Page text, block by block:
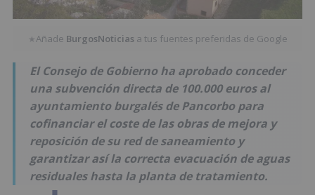
★Añade BurgosNoticias a tus fuentes preferidas de Google
El Consejo de Gobierno ha aprobado conceder
una subvención directa de 100.000 euros al
ayuntamiento burgalés de Pancorbo para
cofinanciar el coste de las obras de mejora y
reposición de su red de saneamiento y
garantizar así la correcta evacuación de aguas
residuales hasta la planta de tratamiento.